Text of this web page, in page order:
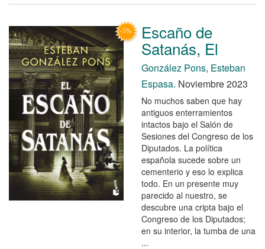
Escaño de
Satanás, El
González Pons, Esteban
Espasa. Noviembre 2023
No muchos saben que hay
antiguos enterramientos
intactos bajo el Salón de
Sesiones del Congreso de los
Diputados. La política
española sucede sobre un
cementerio y eso lo explica
todo. En un presente muy
parecido al nuestro, se
descubre una cripta bajo el
Congreso de los Diputados;
en su interior, la tumba de una
...